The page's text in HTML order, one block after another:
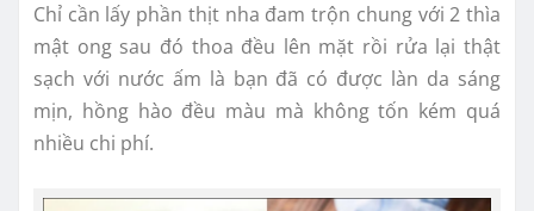
Chỉ cần lấy phần thịt nha đam trộn chung với 2 thìa
mật ong sau đó thoa đều lên mặt rồi rửa lại thật
sạch với nước ấm là bạn đã có được làn da sáng
mịn, hồng hào đều màu mà không tốn kém quá
nhiều chi phí.